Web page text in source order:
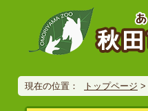
現在の位置： トップページ >